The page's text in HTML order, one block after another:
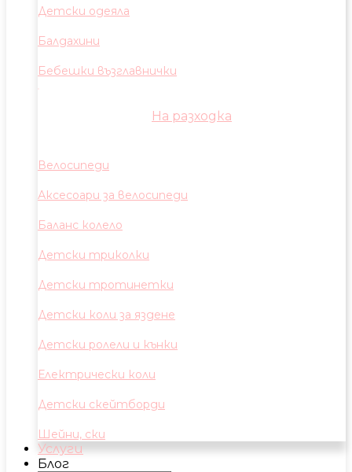
Детски одеяла
Балдахини
Бебешки възглавнички
На разходка
Велосипеди
Аксесоари за велосипеди
Баланс колело
Детски триколки
Детски тротинетки
Детски коли за яздене
Детски ролели и кънки
Електрически коли
Детски скейтборди
Шейни, ски
Услуги
Блог